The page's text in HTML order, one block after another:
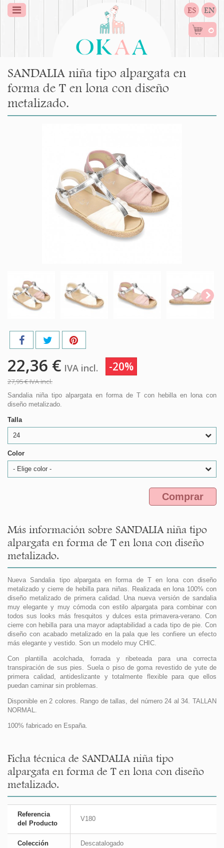
ES EN
0
SANDALIA niña tipo alpargata en
forma de T en lona con diseño
metalizado.
22,36 € IVA incl. -20%
27,95 €IVA incl.
Sandalia niña tipo alpargata en forma de T con hebilla en lona con
diseño metalizado.
Talla
24
Color
- Elige color -
Comprar
Más información sobre SANDALIA niña tipo
alpargata en forma de T en lona con diseño
metalizado.
Nueva Sandalia tipo alpargata en forma de T en lona con diseño
metalizado y cierre de hebilla para niñas. Realizada en lona 100% con
diseño metalizado de primera calidad. Una nueva versión de sandalia
muy elegante y muy cómoda con estilo alpargata para combinar con
todos sus looks más fresquitos y dulces esta primavera-verano. Con
cierre con hebilla para una mayor adaptabilidad a cada tipo de pie. Con
diseño con acabado metalizado en la pala que les confiere un efecto
más elegante y vestido. Son un modelo muy CHIC.
Con plantilla acolchada, forrada y ribeteada para una correcta
transpiración de sus pies. Suela o piso de goma revestido de yute de
primera calidad, antideslizante y totalmente flexible para que ellos
puedan caminar sin problemas.
Disponible en 2 colores. Rango de tallas, del número 24 al 34. TALLAN
NORMAL.
100% fabricado en España.
Ficha técnica de SANDALIA niña tipo
alpargata en forma de T en lona con diseño
metalizado.
Referencia
del Producto
V180
Colección Descatalogado